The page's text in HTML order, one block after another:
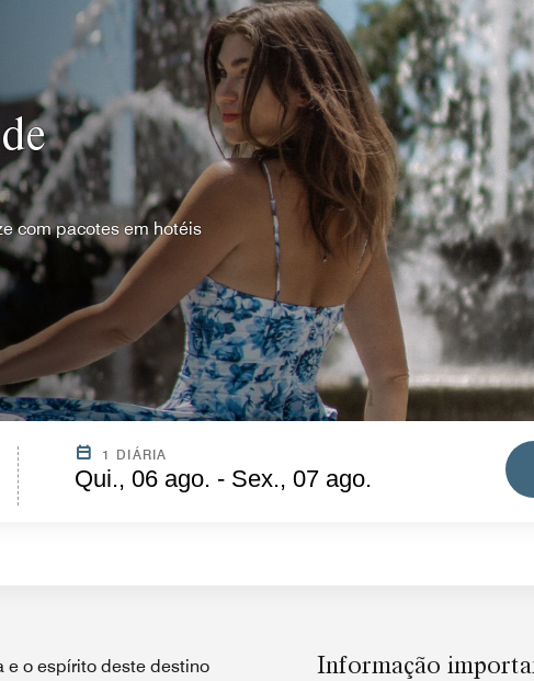
com pacotes em hotéis
1 DIÁRIA
Qui., 06 ago. - Sex., 07 ago.
e o espírito deste destino
Informação